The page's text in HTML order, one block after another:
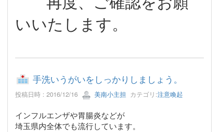
いいたします。
手洗いうがいをしっかりしましょう。
投稿日時 : 2016/12/16 美南小主担 カテゴリ:注意喚起
インフルエンザや胃腸炎などが
埼玉県内全体でも流行しています。